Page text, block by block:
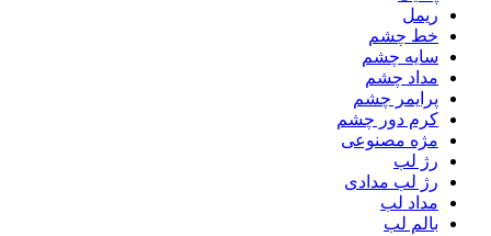
ریمل
خط چشم
سایه چشم
مداد چشم
پرایمر چشم
کرم دور چشم
مژه مصنوعی
رژ لب
رژ لب مدادی
مداد لب
بالم لب